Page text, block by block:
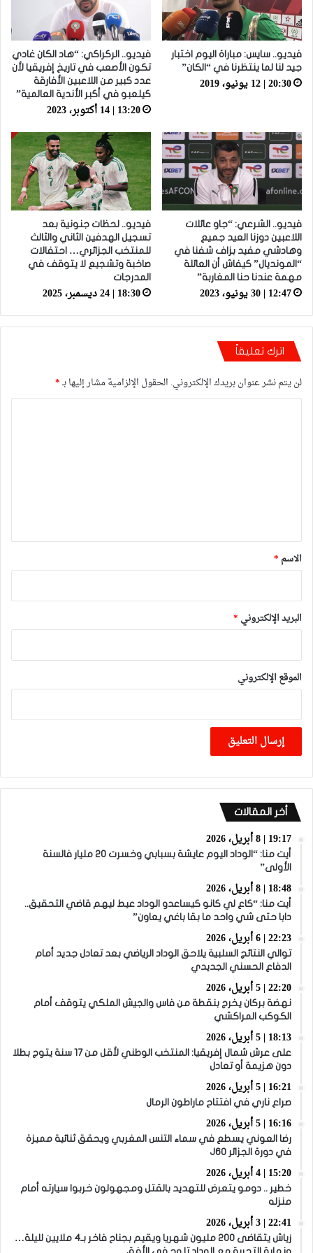
فيديو.. سايس: مباراة اليوم اختبار
جيد لنا لما ينتظرنا في “الكان”
20:30 | 12 يونيو، 2019
فيديو.. الركراكي: “هاد الكان غادي
تكون الأصعب في تاريخ إفريقيا لأن
عدد كبير من اللاعبين الأفارقة
كيلعبو في أكبر الأندية العالمية”
13:20 | 14 أكتوبر، 2023
فيديو.. الشرعي: “جاو عائلات
اللاعبين دوزنا العيد جميع
وهادشي مفيد بزاف شفنا في
“المونديال” كيفاش أن العائلة
مهمة عندنا حنا المغاربة”
12:47 | 30 يونيو، 2023
فيديو.. لحظات جنونية بعد
تسجيل الهدفين الثاني والثالث
للمنتخب الجزائري… احتفالات
صاخبة وتشجيع لا يتوقف في
المدرجات
18:30 | 24 ديسمبر، 2025
اترك تعليقاً
لن يتم نشر عنوان بريدك الإلكتروني. الحقول الإلزامية مشار إليها بـ*
*
الاسم *
البريد الإلكتروني *
الموقع الإلكتروني
أخر المقالات
19:17 | 8 أبريل، 2026
أيت منا: “الوداد اليوم عايشة بسبابي وخسرت 20 مليار فالسنة
الأولى”
18:48 | 8 أبريل، 2026
أيت منا: “كاع لي كانو كيساعدو الوداد عيط ليهم قاضي التحقيق..
دابا حتى شي واحد ما بقا باغي يعاون”
22:23 | 6 أبريل، 2026
توالي النتائج السلبية يلاحق الوداد الرياضي بعد تعادل جديد أمام
الدفاع الحسني الجديدي
22:20 | 5 أبريل، 2026
نهضة بركان يخرج بنقطة من فاس والجيش الملكي يتوقف أمام
الكوكب المراكشي
18:13 | 5 أبريل، 2026
على عرش شمال إفريقيا: المنتخب الوطني لأقل من 17 سنة يتوج بطلا
دون هزيمة أو تعادل
16:21 | 5 أبريل، 2026
صراع ناري في افتتاح ماراطون الرمال
16:16 | 5 أبريل، 2026
رضا العوني يسطع في سماء التنس المغربي ويحقق ثنائية مميزة
في دورة الجزائر J60
15:20 | 4 أبريل، 2026
خطير .. دومو يتعرض للتهديد بالقتل ومجهولون خربوا سيارته أمام
منزله
22:41 | 3 أبريل، 2026
زياش يتقاضى 200 مليون شهريا ويقيم بجناح فاخر بـ4 ملايين لليلة…